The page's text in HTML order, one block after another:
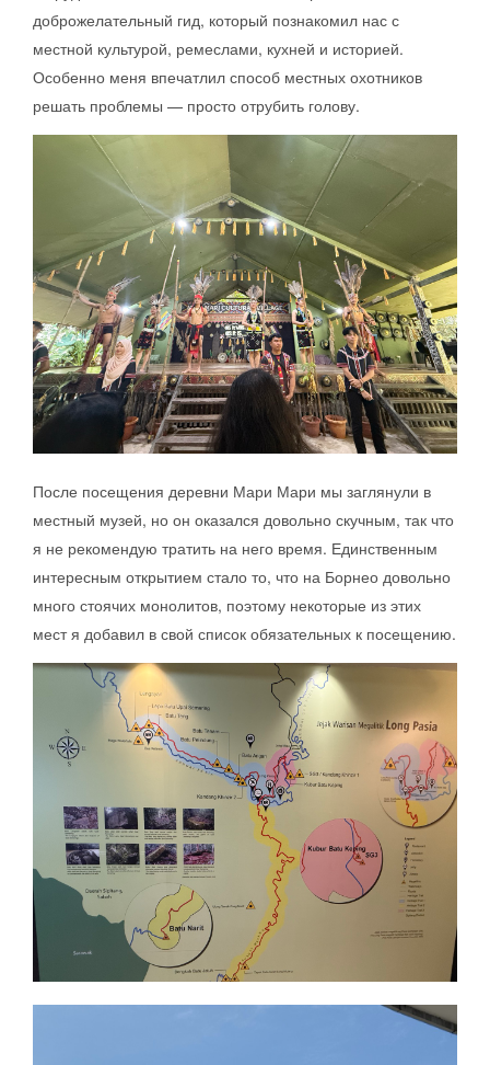
доброжелательный гид, который познакомил нас с
местной культурой, ремеслами, кухней и историей.
Особенно меня впечатлил способ местных охотников
решать проблемы — просто отрубить голову.
После посещения деревни Мари Мари мы заглянули в
местный музей, но он оказался довольно скучным, так что
я не рекомендую тратить на него время. Единственным
интересным открытием стало то, что на Борнео довольно
много стоячих монолитов, поэтому некоторые из этих
мест я добавил в свой список обязательных к посещению.